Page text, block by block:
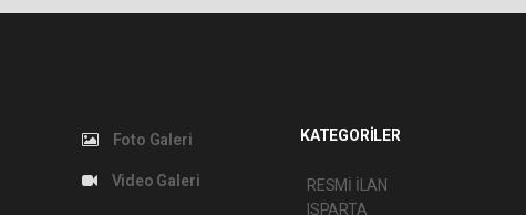
Foto Galeri
Video Galeri
KATEGORİLER
RESMİ İLAN
ISPARTA